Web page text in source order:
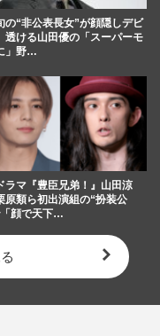
の“非公表長女”が顔隠しデビ
透ける山田優の「スーパーモ
」野…
ラマ『豊臣兄弟！』山田涼
原類ら初出演組の“扮装公
「顔で天下…